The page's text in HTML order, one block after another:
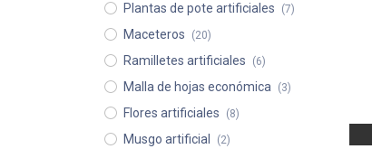
Plantas de pote artificiales (7)
Maceteros (20)
Ramilletes artificiales (6)
Malla de hojas económica (3)
Flores artificiales (8)
Musgo artificial (2)